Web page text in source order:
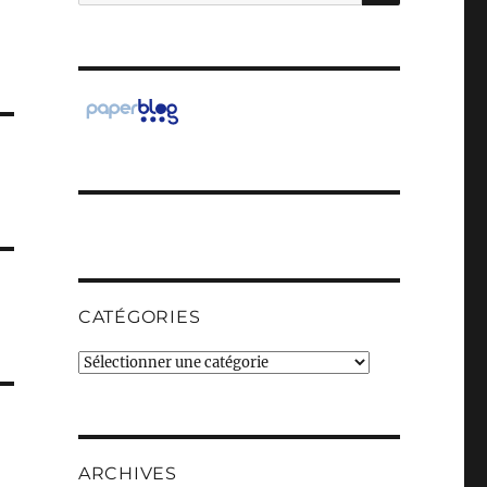
CATÉGORIES
Catégories
ARCHIVES